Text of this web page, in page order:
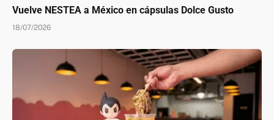
Vuelve NESTEA a México en cápsulas Dolce Gusto
18/07/2026